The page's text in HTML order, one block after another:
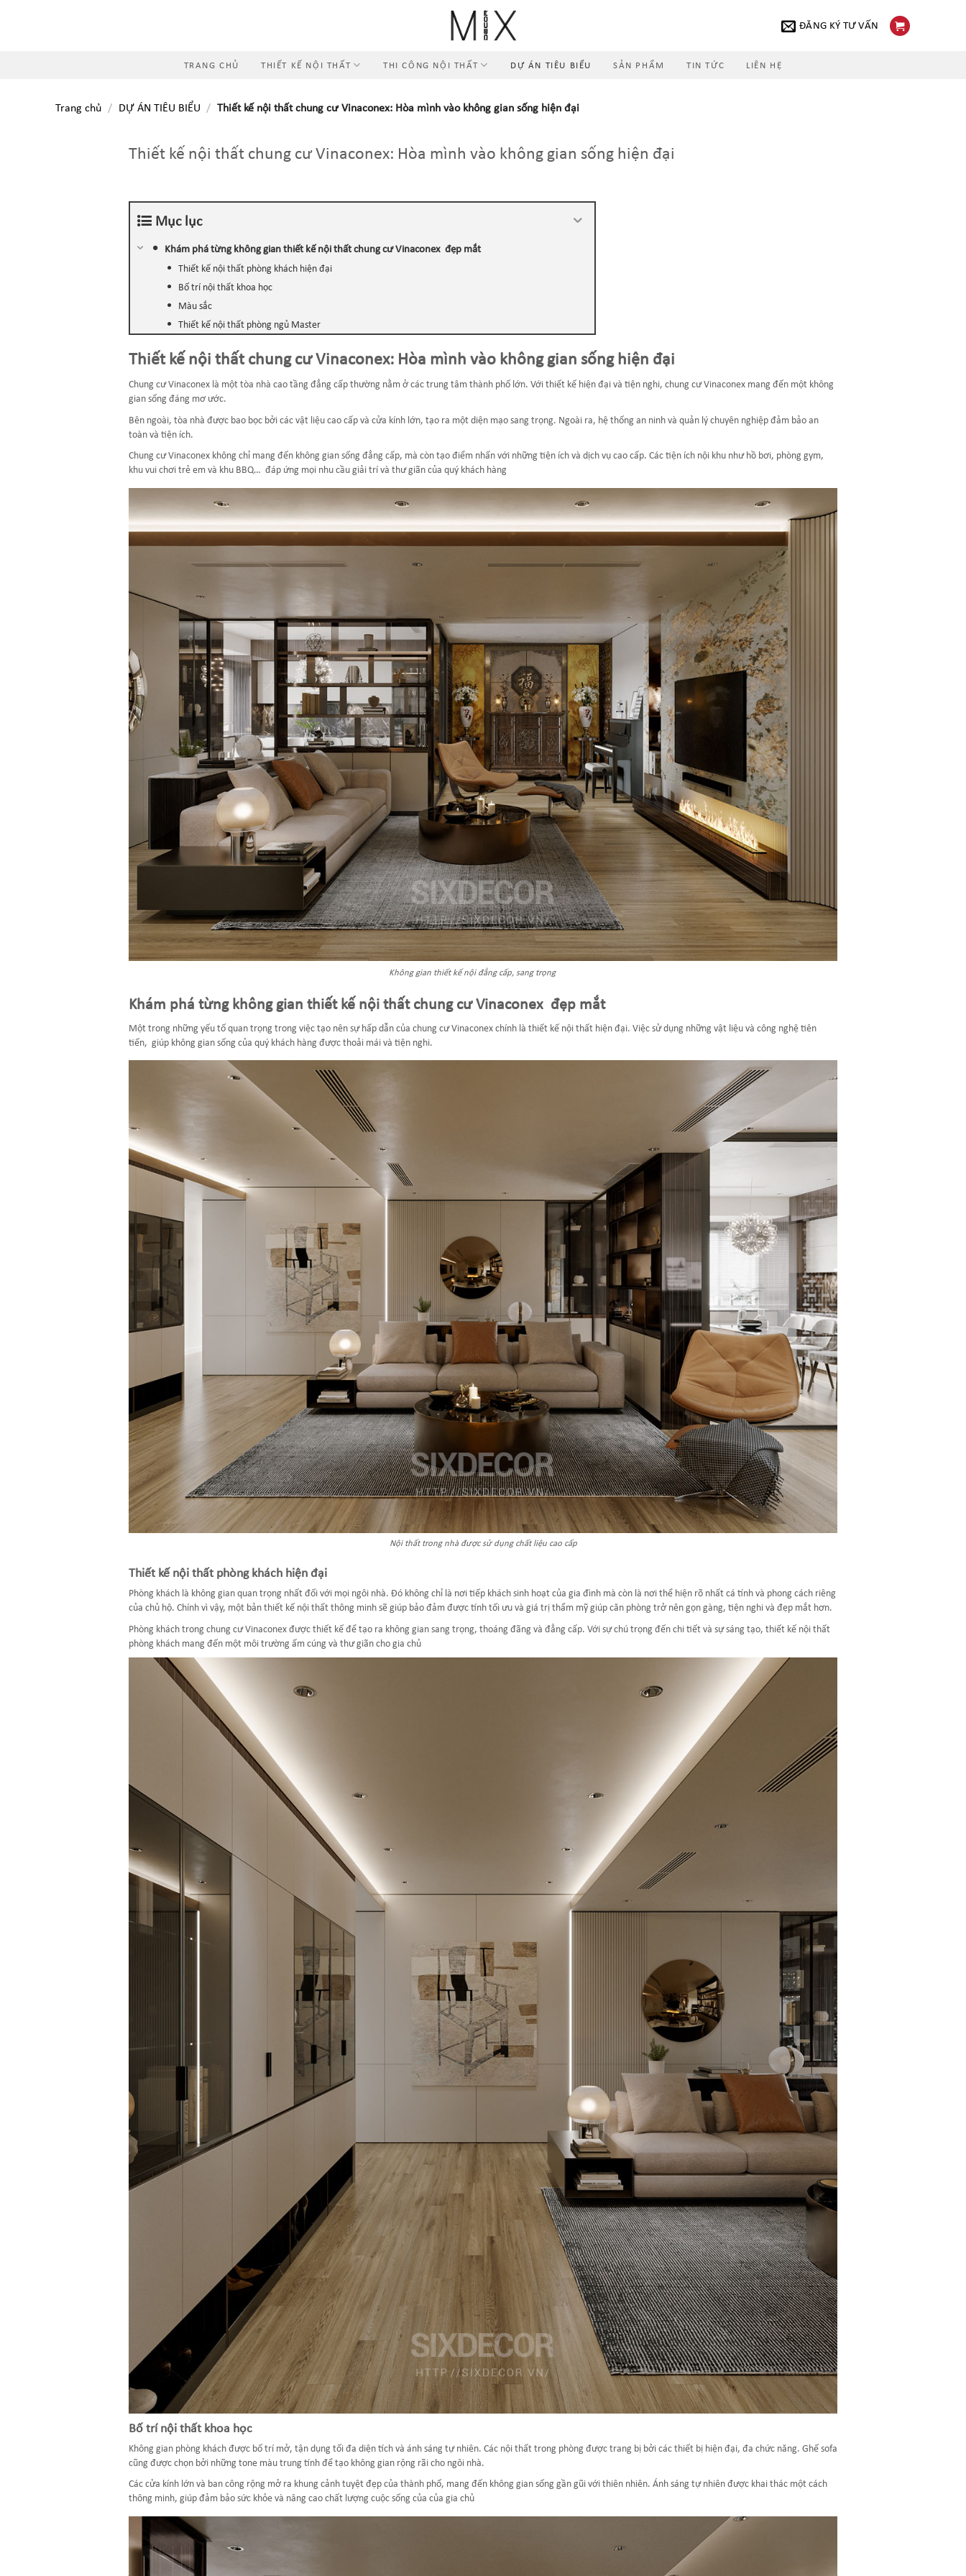
ĐĂNG KÝ TƯ VẤN
TRANG CHỦ THIẾT KẾ NỘI THẤT THI CÔNG NỘI THẤT DỰ ÁN TIÊU BIỂU SẢN PHẨM TIN TỨC LIÊN HỆ
Trang chủ / DỰ ÁN TIÊU BIỂU / Thiết kế nội thất chung cư Vinaconex: Hòa mình vào không gian sống hiện đại
Thiết kế nội thất chung cư Vinaconex: Hòa mình vào không gian sống hiện đại
Mục lục
Khám phá từng không gian thiết kế nội thất chung cư Vinaconex đẹp mắt
Thiết kế nội thất phòng khách hiện đại
Bố trí nội thất khoa học
Màu sắc
Thiết kế nội thất phòng ngủ Master
Thiết kế nội thất chung cư Vinaconex: Hòa mình vào không gian sống hiện đại
Chung cư Vinaconex là một tòa nhà cao tầng đẳng cấp thường nằm ở các trung tâm thành phố lớn. Với thiết kế hiện đại và tiện nghi, chung cư Vinaconex mang đến một không
gian sống đáng mơ ước.
Bên ngoài, tòa nhà được bao bọc bởi các vật liệu cao cấp và cửa kính lớn, tạo ra một diện mạo sang trọng. Ngoài ra, hệ thống an ninh và quản lý chuyên nghiệp đảm bảo an
toàn và tiện ích.
Chung cư Vinaconex không chỉ mang đến không gian sống đẳng cấp, mà còn tạo điểm nhấn với những tiện ích và dịch vụ cao cấp. Các tiện ích nội khu như hồ bơi, phòng gym,
khu vui chơi trẻ em và khu BBQ… đáp ứng mọi nhu cầu giải trí và thư giãn của quý khách hàng
Không gian thiết kế nội đẳng cấp, sang trọng
Khám phá từng không gian thiết kế nội thất chung cư Vinaconex đẹp mắt
Một trong những yếu tố quan trọng trong việc tạo nên sự hấp dẫn của chung cư Vinaconex chính là thiết kế nội thất hiện đại. Việc sử dụng những vật liệu và công nghệ tiên
tiến, giúp không gian sống của quý khách hàng được thoải mái và tiện nghi.
Nội thất trong nhà được sử dụng chất liệu cao cấp
Thiết kế nội thất phòng khách hiện đại
Phòng khách là không gian quan trọng nhất đối với mọi ngôi nhà. Đó không chỉ là nơi tiếp khách sinh hoạt của gia đình mà còn là nơi thể hiện rõ nhất cá tính và phong cách riêng
của chủ hộ. Chính vì vậy, một bản thiết kế nội thất thông minh sẽ giúp bảo đảm được tính tối ưu và giá trị thẩm mỹ giúp căn phòng trở nên gọn gàng, tiện nghi và đẹp mắt hơn.
Phòng khách trong chung cư Vinaconex được thiết kế để tạo ra không gian sang trọng, thoáng đãng và đẳng cấp. Với sự chú trọng đến chi tiết và sự sáng tạo, thiết kế nội thất
phòng khách mang đến một môi trường ấm cúng và thư giãn cho gia chủ
Bố trí nội thất khoa học
Không gian phòng khách được bố trí mở, tận dụng tối đa diện tích và ánh sáng tự nhiên. Các nội thất trong phòng được trang bị bởi các thiết bị hiện đại, đa chức năng. Ghế sofa
cũng được chọn bởi những tone màu trung tính để tạo không gian rộng rãi cho ngôi nhà.
Các cửa kính lớn và ban công rộng mở ra khung cảnh tuyệt đẹp của thành phố, mang đến không gian sống gần gũi với thiên nhiên. Ánh sáng tự nhiên được khai thác một cách
thông minh, giúp đảm bảo sức khỏe và nâng cao chất lượng cuộc sống của của gia chủ